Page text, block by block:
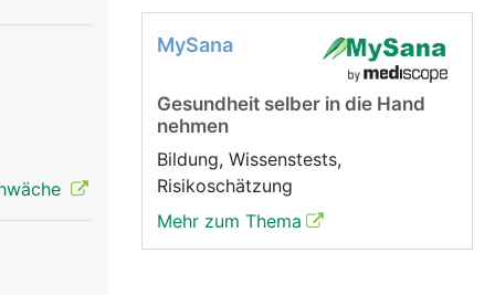
MySana
Gesundheit selber in die Hand
nehmen
Bildung, Wissenstests,
Risikoschätzung
Mehr zum Thema